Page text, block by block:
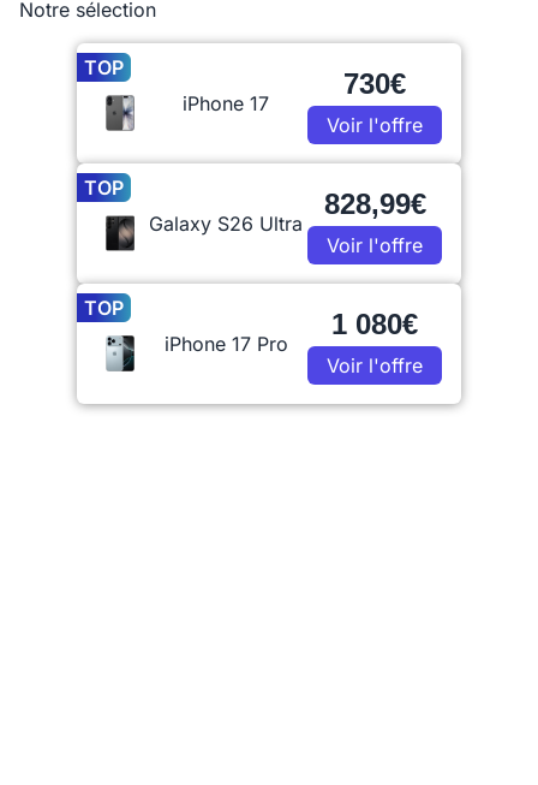
Notre sélection
TOP
iPhone 17
730€
Voir l'offre
TOP
Galaxy S26 Ultra
828,99€
Voir l'offre
TOP
iPhone 17 Pro
1 080€
Voir l'offre